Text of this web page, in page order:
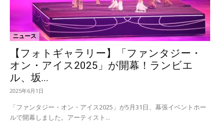
ニュース
【フォトギャラリー】「ファンタジー・
オン・アイス2025」が開幕！ランビエ
ル、坂...
2025年6月1日
「ファンタジー・オン・アイス2025」が5月31日、幕張イベントホー
ルで開幕しました。アーティスト...